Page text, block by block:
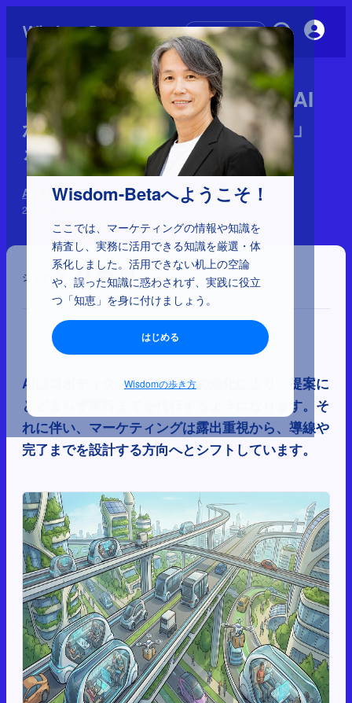
Wisdom-Betaへようこそ！
ここでは、マーケティングの情報や知識を
精査し、実務に活用できる知識を厳選・体
系化しました。活用できない机上の空論
や、誤った知識に惑わされず、実践に役立
つ「知恵」を身に付けましょう。
はじめる
Wisdomの歩き方
初めての方へ
ロボティクスと自動運転——AI
が「購入」だけでなく「実行」
を代行する
AI大変革時代のインパクト
2026年1月23日
シェア
AIはロボティクスや自動運転の進化により、提案に
とどまらず実行までを代行するようになります。そ
れに伴い、マーケティングは露出重視から、導線や
完了までを設計する方向へとシフトしています。